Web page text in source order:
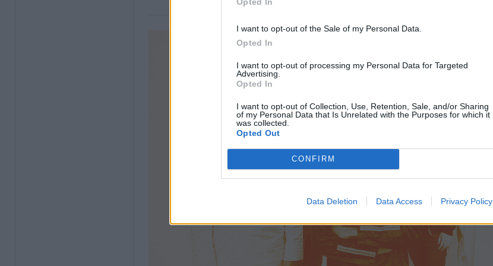
I want to opt-out of the Sale of my Personal Data.
Opted In
I want to opt-out of processing my Personal Data for Targeted
Advertising.
Opted In
I want to opt-out of Collection, Use, Retention, Sale, and/or Sharing
of my Personal Data that Is Unrelated with the Purposes for which it
was collected.
Opted Out
CONFIRM
Data Deletion Data Access Privacy Policy